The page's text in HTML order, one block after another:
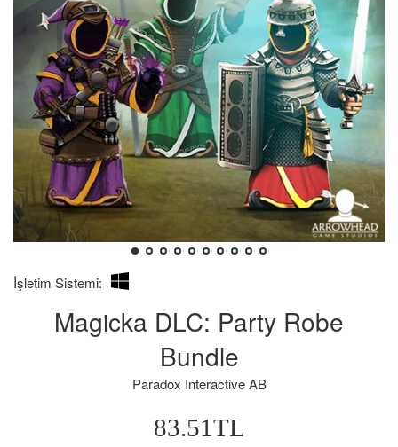
Magicka DLC: Party Robe
Bundle
Paradox Interactive AB
Normal
Fiyat
83.51TL
Kendim
Aldığımı:
Bilgilerin
olması
İşletim Sistemi: